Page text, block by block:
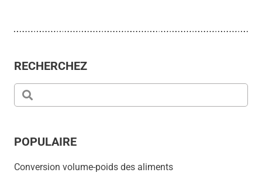
RECHERCHEZ
POPULAIRE
Conversion volume-poids des aliments